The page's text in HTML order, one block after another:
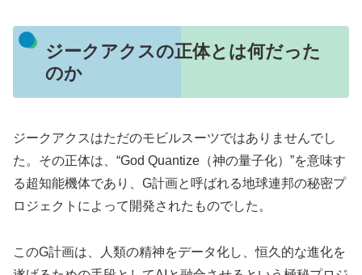
ジークアクスの正体とは何だった
のか
ジークアクスはただのモビルスーツではありませんでし
た。その正体は、“God Quantize（神の量子化）”を意味す
る超知能機体であり、G計画と呼ばれる地球連邦の秘密プ
ロジェクトによって開発されたものでした。
このG計画は、人類の精神をデータ化し、恒久的な進化を